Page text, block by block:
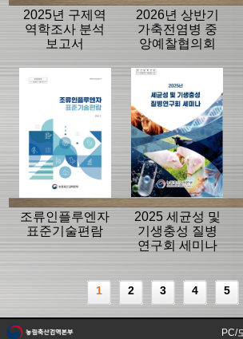
2025년 구제역
역학조사 분석
보고서
2026년 상반기
가축전염병 중
앙예찰협의회
조류인플루엔자
표준기술편람
2025 세균성 및
기생충성 질병
연구회 세미나
1 2 3 4 5
PC/